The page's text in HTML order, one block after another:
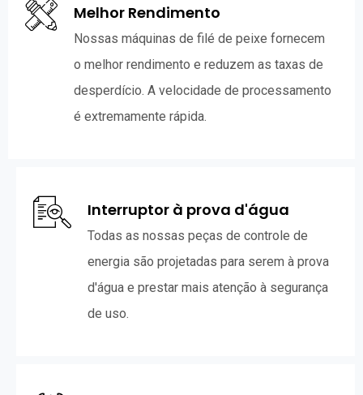
Melhor Rendimento
Nossas máquinas de filé de peixe fornecem
o melhor rendimento e reduzem as taxas de
desperdício. A velocidade de processamento
é extremamente rápida.
Interruptor à prova d'água
Todas as nossas peças de controle de
energia são projetadas para serem à prova
d'água e prestar mais atenção à segurança
de uso.